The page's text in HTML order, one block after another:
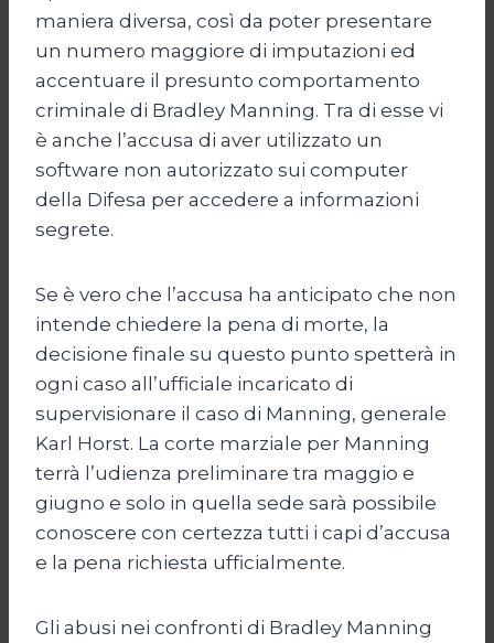
maniera diversa, così da poter presentare
un numero maggiore di imputazioni ed
accentuare il presunto comportamento
criminale di Bradley Manning. Tra di esse vi
è anche l’accusa di aver utilizzato un
software non autorizzato sui computer
della Difesa per accedere a informazioni
segrete.
Se è vero che l’accusa ha anticipato che non
intende chiedere la pena di morte, la
decisione finale su questo punto spetterà in
ogni caso all’ufficiale incaricato di
supervisionare il caso di Manning, generale
Karl Horst. La corte marziale per Manning
terrà l’udienza preliminare tra maggio e
giugno e solo in quella sede sarà possibile
conoscere con certezza tutti i capi d’accusa
e la pena richiesta ufficialmente.
Gli abusi nei confronti di Bradley Manning